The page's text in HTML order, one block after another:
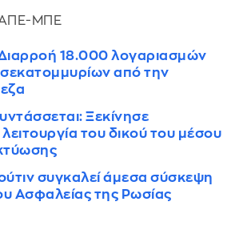
ΜΠΕ
18.000 λογαριασμών
από την
Ξεκίνησε
του δικού του μέσου
συγκαλεί άμεσα σύσκεψη
Ασφαλείας της Ρωσίας